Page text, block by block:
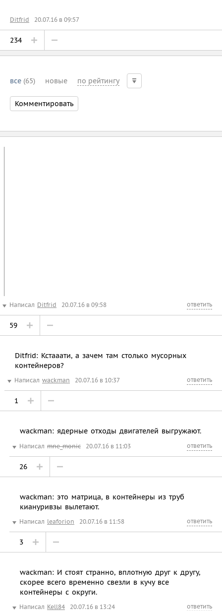
Ditfrid 20.07.16 в 09:57
234
все (65) новые по рейтингу
Комментировать
Написал Ditfrid 20.07.16 в 09:58 ответить
59
Ditfrid: Кстааати, а зачем там столько мусорных
контейнеров?
Написал wackman 20.07.16 в 10:37 ответить
1
wackman: ядерные отходы двигателей выгружают.
Написал mne_monic 20.07.16 в 11:03 ответить
26
wackman: это матрица, в контейнеры из труб
киануривзы вылетают.
Написал leaforion 20.07.16 в 11:58 ответить
3
wackman: И стоят странно, вплотную друг к другу,
скорее всего временно свезли в кучу все
контейнеры с округи.
Написал Kell84 20.07.16 в 13:24 ответить